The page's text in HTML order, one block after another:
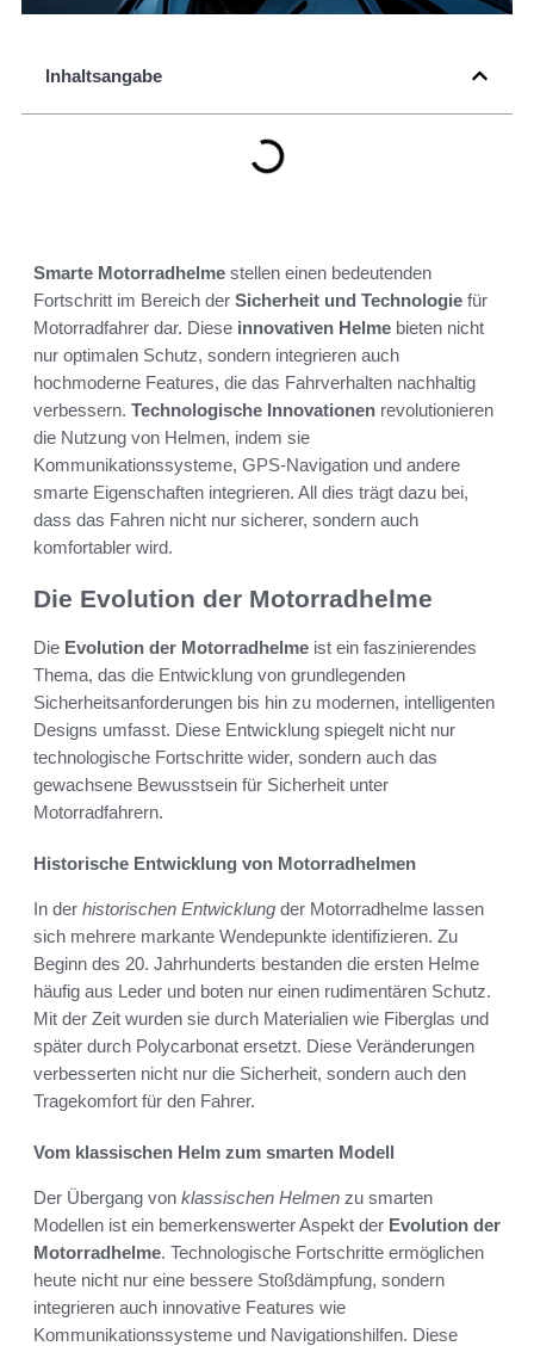
Inhaltsangabe
Smarte Motorradhelme stellen einen bedeutenden
Fortschritt im Bereich der Sicherheit und Technologie für
Motorradfahrer dar. Diese innovativen Helme bieten nicht
nur optimalen Schutz, sondern integrieren auch
hochmoderne Features, die das Fahrverhalten nachhaltig
verbessern. Technologische Innovationen revolutionieren
die Nutzung von Helmen, indem sie
Kommunikationssysteme, GPS-Navigation und andere
smarte Eigenschaften integrieren. All dies trägt dazu bei,
dass das Fahren nicht nur sicherer, sondern auch
komfortabler wird.
Die Evolution der Motorradhelme
Die Evolution der Motorradhelme ist ein faszinierendes
Thema, das die Entwicklung von grundlegenden
Sicherheitsanforderungen bis hin zu modernen, intelligenten
Designs umfasst. Diese Entwicklung spiegelt nicht nur
technologische Fortschritte wider, sondern auch das
gewachsene Bewusstsein für Sicherheit unter
Motorradfahrern.
Historische Entwicklung von Motorradhelmen
In der historischen Entwicklung der Motorradhelme lassen
sich mehrere markante Wendepunkte identifizieren. Zu
Beginn des 20. Jahrhunderts bestanden die ersten Helme
häufig aus Leder und boten nur einen rudimentären Schutz.
Mit der Zeit wurden sie durch Materialien wie Fiberglas und
später durch Polycarbonat ersetzt. Diese Veränderungen
verbesserten nicht nur die Sicherheit, sondern auch den
Tragekomfort für den Fahrer.
Vom klassischen Helm zum smarten Modell
Der Übergang von klassischen Helmen zu smarten
Modellen ist ein bemerkenswerter Aspekt der Evolution der
Motorradhelme. Technologische Fortschritte ermöglichen
heute nicht nur eine bessere Stoßdämpfung, sondern
integrieren auch innovative Features wie
Kommunikationssysteme und Navigationshilfen. Diese